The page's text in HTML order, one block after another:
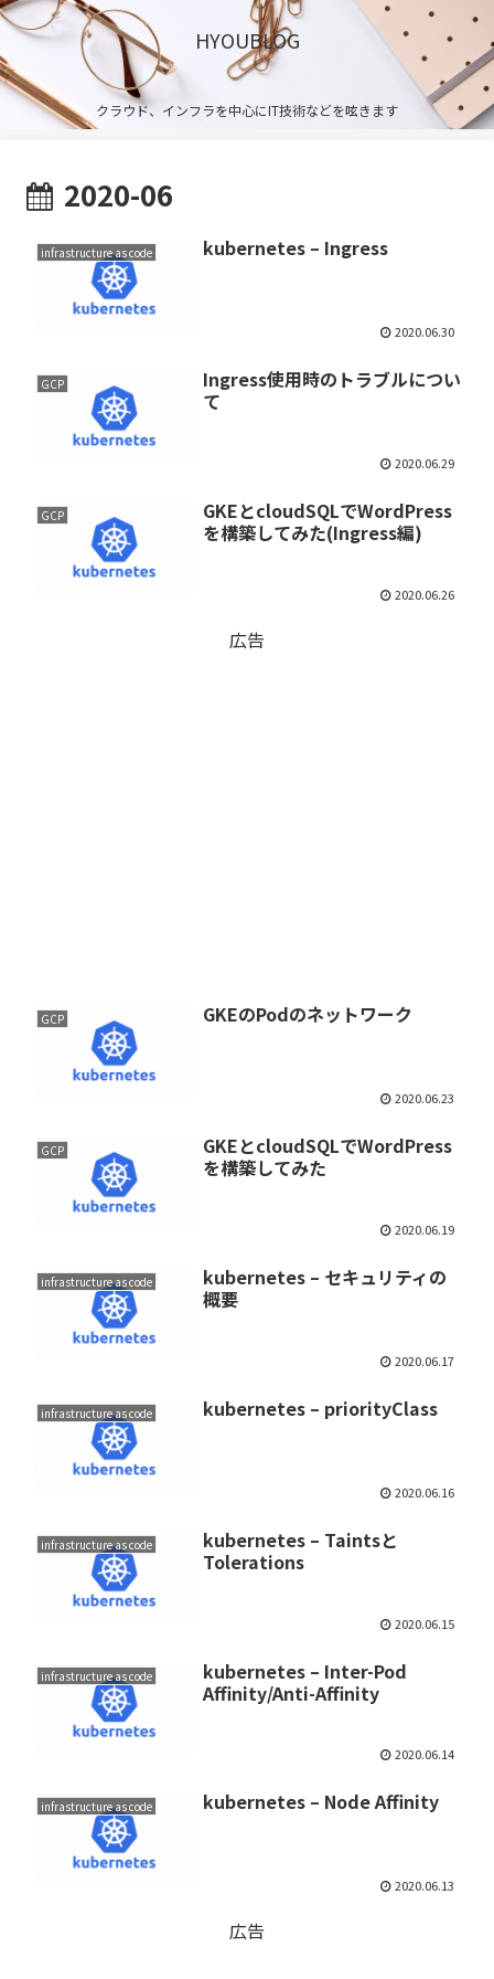
HYOUBLOG
クラウド、インフラを中心にIT技術などを呟きます
2020-06
infrastructure as code kubernetes – Ingress
2020.06.30
GCP
Ingress使用時のトラブルについ
て
2020.06.29
GCP
GKEとcloudSQLでWordPress
を構築してみた(Ingress編)
2020.06.26
広告
GCP GKEのPodのネットワーク
2020.06.23
GCP
GKEとcloudSQLでWordPress
を構築してみた
2020.06.19
infrastructure as code
kubernetes – セキュリティの
概要
2020.06.17
infrastructure as code kubernetes – priorityClass
2020.06.16
infrastructure as code
kubernetes – Taintsと
Tolerations
2020.06.15
infrastructure as code
kubernetes – Inter-Pod
Affinity/Anti-Affinity
2020.06.14
infrastructure as code kubernetes – Node Affinity
2020.06.13
広告